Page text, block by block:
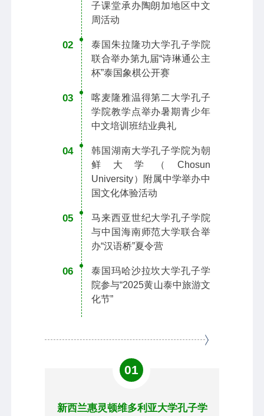
子课堂承办陶朗加地区中文
周活动
02
泰国朱拉隆功大学孔子学院
联合举办第九届“诗琳通公主
杯”泰国象棋公开赛
03
喀麦隆雅温得第二大学孔子
学院教学点举办暑期青少年
中文培训班结业典礼
04
韩国湖南大学孔子学院为朝
鲜大学（Chosun
University）附属中学举办中
国文化体验活动
05
马来西亚世纪大学孔子学院
与中国海南师范大学联合举
办“汉语桥”夏令营
06
泰国玛哈沙拉坎大学孔子学
院参与“2025黄山泰中旅游文
化节”
01
新西兰惠灵顿维多利亚大学孔子学